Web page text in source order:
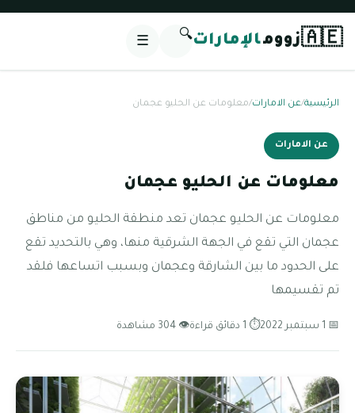
🇦🇪زوومالإمارات🔍
☰
الرئيسية/عن الامارات/معلومات عن الحليو عجمان
عن الامارات
معلومات عن الحليو عجمان
معلومات عن الحليو عجمان تعد منطقة الحليو من مناطق
عجمان التي تقع في الجهة الشرقية منها، وهي بالتحديد تقع
على الحدود ما بين الشارقة وعجمان وبسبب اتساعها فلقد
تم تقسيمها
📅 1 سبتمبر 2022 ⏱ 1 دقائق قراءة 👁 304 مشاهدة